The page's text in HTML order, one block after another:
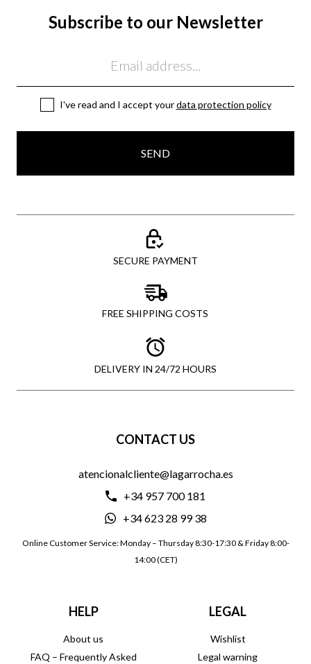
Subscribe to our Newsletter
I've read and I accept yourdata protection policy
SEND
SECURE PAYMENT
FREE SHIPPING COSTS
DELIVERY IN 24/72 HOURS
CONTACT US
atencionalcliente@lagarrocha.es
+34 957 700 181
+34 623 28 99 38
Online Customer Service: Monday – Thursday 8:30-17:30 & Friday 8:00-
14:00 (CET)
HELP
About us
FAQ – Frequently Asked
LEGAL
Wishlist
Legal warning